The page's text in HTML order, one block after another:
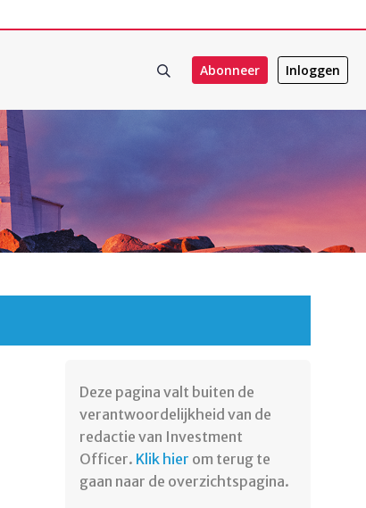
Abonneer Inloggen
Deze pagina valt buiten de
verantwoordelijkheid van de
redactie van Investment
Officer. Klik hier om terug te
gaan naar de overzichtspagina. ​